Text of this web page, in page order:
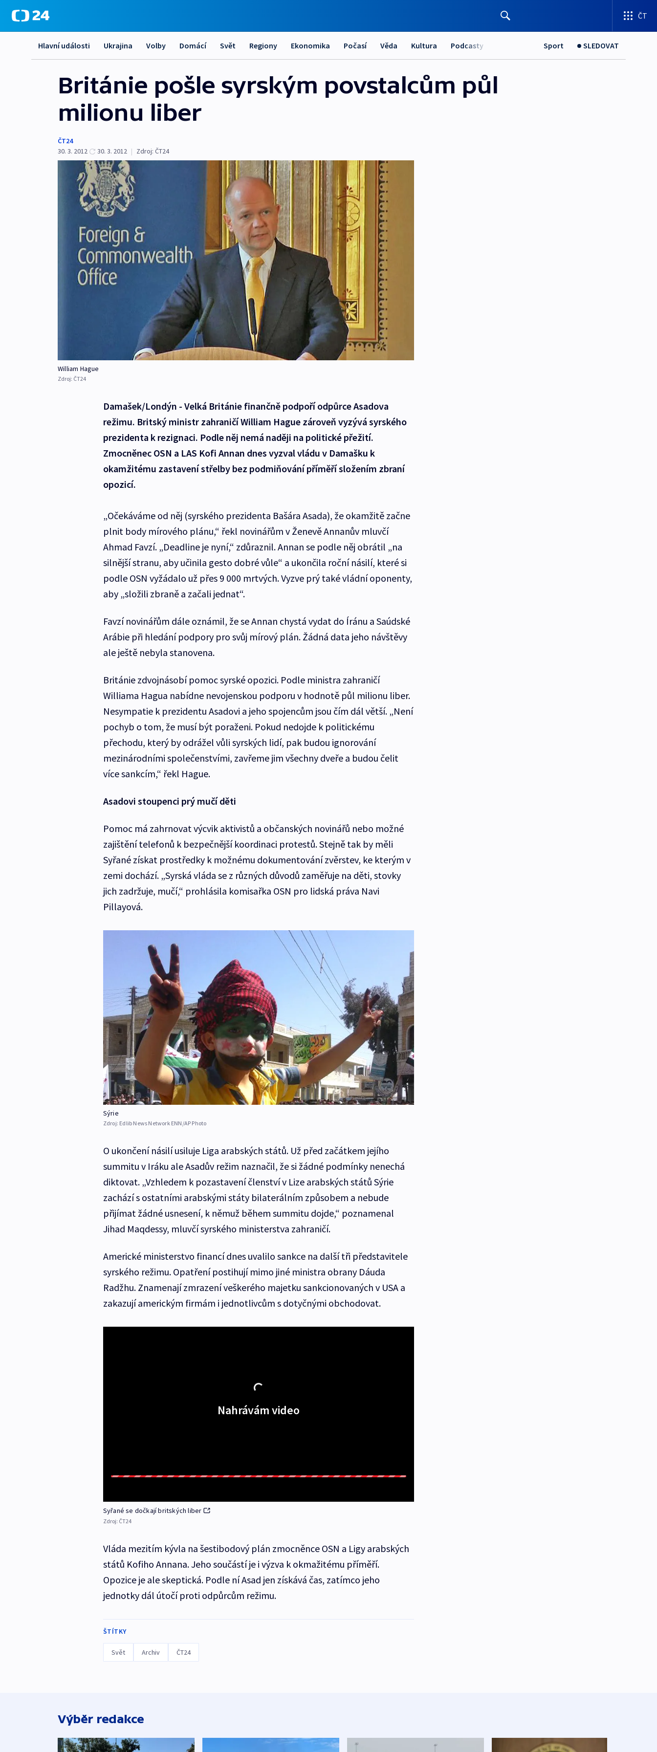
ČT
Hlavní události Ukrajina Volby Domácí Svět Regiony Ekonomika Počasí Věda Kultura Podcasty Sport SLEDOVAT
Británie pošle syrským povstalcům půl
milionu liber
ČT24
30. 3. 2012
30. 3. 2012 | Zdroj: ČT24
William Hague
Zdroj: ČT24
Damašek/Londýn - Velká Británie finančně podpoří odpůrce Asadova
režimu. Britský ministr zahraničí William Hague zároveň vyzývá syrského
prezidenta k rezignaci. Podle něj nemá naději na politické přežití.
Zmocněnec OSN a LAS Kofi Annan dnes vyzval vládu v Damašku k
okamžitému zastavení střelby bez podmiňování příměří složením zbraní
opozicí.
„Očekáváme od něj (syrského prezidenta Bašára Asada), že okamžitě začne
plnit body mírového plánu,“ řekl novinářům v Ženevě Annanův mluvčí
Ahmad Favzí. „Deadline je nyní,“ zdůraznil. Annan se podle něj obrátil „na
silnější stranu, aby učinila gesto dobré vůle“ a ukončila roční násilí, které si
podle OSN vyžádalo už přes 9 000 mrtvých. Vyzve prý také vládní oponenty,
aby „složili zbraně a začali jednat“.
Favzí novinářům dále oznámil, že se Annan chystá vydat do Íránu a Saúdské
Arábie při hledání podpory pro svůj mírový plán. Žádná data jeho návštěvy
ale ještě nebyla stanovena.
Británie zdvojnásobí pomoc syrské opozici. Podle ministra zahraničí
Williama Hagua nabídne nevojenskou podporu v hodnotě půl milionu liber.
Nesympatie k prezidentu Asadovi a jeho spojencům jsou čím dál větší. „Není
pochyb o tom, že musí být poraženi. Pokud nedojde k politickému
přechodu, který by odrážel vůli syrských lidí, pak budou ignorování
mezinárodními společenstvími, zavřeme jim všechny dveře a budou čelit
více sankcím,“ řekl Hague.
Asadovi stoupenci prý mučí děti
Pomoc má zahrnovat výcvik aktivistů a občanských novinářů nebo možné
zajištění telefonů k bezpečnější koordinaci protestů. Stejně tak by měli
Syřané získat prostředky k možnému dokumentování zvěrstev, ke kterým v
zemi dochází. „Syrská vláda se z různých důvodů zaměřuje na děti, stovky
jich zadržuje, mučí,“ prohlásila komisařka OSN pro lidská práva Navi
Pillayová.
Sýrie
Zdroj: Edlib News Network ENN/AP Photo
O ukončení násilí usiluje Liga arabských států. Už před začátkem jejího
summitu v Iráku ale Asadův režim naznačil, že si žádné podmínky nenechá
diktovat. „Vzhledem k pozastavení členství v Lize arabských států Sýrie
zachází s ostatními arabskými státy bilaterálním způsobem a nebude
přijímat žádné usnesení, k němuž během summitu dojde,“ poznamenal
Jihad Maqdessy, mluvčí syrského ministerstva zahraničí.
Americké ministerstvo financí dnes uvalilo sankce na další tři představitele
syrského režimu. Opatření postihují mimo jiné ministra obrany Dáuda
Radžhu. Znamenají zmrazení veškerého majetku sankcionovaných v USA a
zakazují americkým firmám i jednotlivcům s dotyčnými obchodovat.
Nahrávám video
Syřané se dočkají britských liber
Zdroj: ČT24
Vláda mezitím kývla na šestibodový plán zmocněnce OSN a Ligy arabských
států Kofiho Annana. Jeho součástí je i výzva k okmažitému příměří.
Opozice je ale skeptická. Podle ní Asad jen získává čas, zatímco jeho
jednotky dál útočí proti odpůrcům režimu.
ŠTÍTKY
Svět Archiv ČT24
Výběr redakce